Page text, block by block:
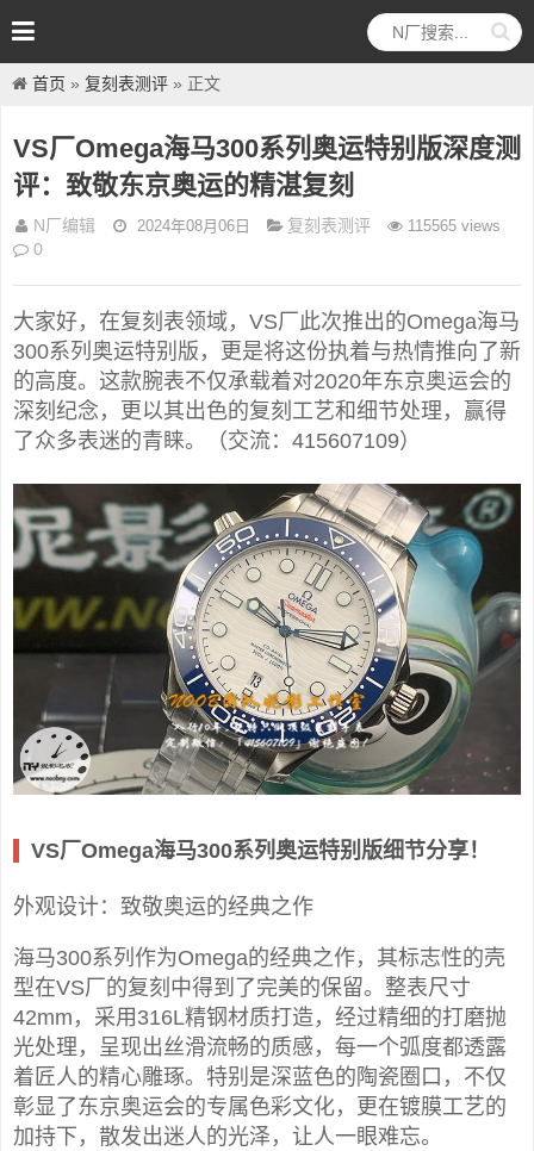
首页 » 复刻表测评 » 正文
VS厂Omega海马300系列奥运特别版深度测
评：致敬东京奥运的精湛复刻
N厂编辑 2024年08月06日 复刻表测评 115565 views
0
大家好，在复刻表领域，VS厂此次推出的Omega海马
300系列奥运特别版，更是将这份执着与热情推向了新
的高度。这款腕表不仅承载着对2020年东京奥运会的
深刻纪念，更以其出色的复刻工艺和细节处理，赢得
了众多表迷的青睐。（交流：415607109）
VS厂Omega海马300系列奥运特别版细节分享！
外观设计：致敬奥运的经典之作
海马300系列作为Omega的经典之作，其标志性的壳
型在VS厂的复刻中得到了完美的保留。整表尺寸
42mm，采用316L精钢材质打造，经过精细的打磨抛
光处理，呈现出丝滑流畅的质感，每一个弧度都透露
着匠人的精心雕琢。特别是深蓝色的陶瓷圈口，不仅
彰显了东京奥运会的专属色彩文化，更在镀膜工艺的
加持下，散发出迷人的光泽，让人一眼难忘。